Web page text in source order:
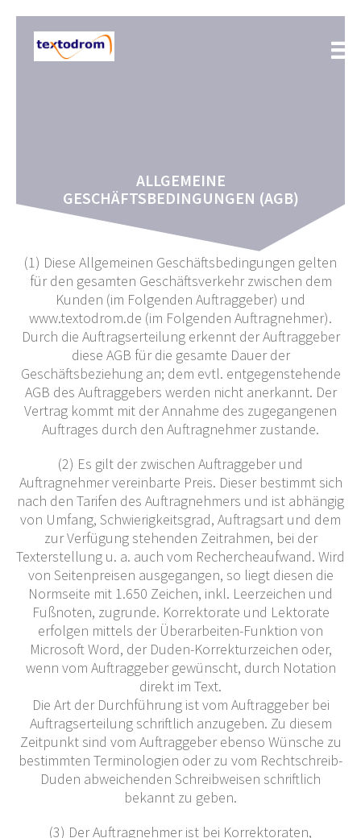
ALLGEMEINE
GESCHÄFTSBEDINGUNGEN (AGB)
(1) Diese Allgemeinen Geschäftsbedingungen gelten
für den gesamten Geschäftsverkehr zwischen dem
Kunden (im Folgenden Auftraggeber) und
www.textodrom.de (im Folgenden Auftragnehmer).
Durch die Auftragserteilung erkennt der Auftraggeber
diese AGB für die gesamte Dauer der
Geschäftsbeziehung an; dem evtl. entgegenstehende
AGB des Auftraggebers werden nicht anerkannt. Der
Vertrag kommt mit der Annahme des zugegangenen
Auftrages durch den Auftragnehmer zustande.
(2) Es gilt der zwischen Auftraggeber und
Auftragnehmer vereinbarte Preis. Dieser bestimmt sich
nach den Tarifen des Auftragnehmers und ist abhängig
von Umfang, Schwierigkeitsgrad, Auftragsart und dem
zur Verfügung stehenden Zeitrahmen, bei der
Texterstellung u. a. auch vom Rechercheaufwand. Wird
von Seitenpreisen ausgegangen, so liegt diesen die
Normseite mit 1.650 Zeichen, inkl. Leerzeichen und
Fußnoten, zugrunde. Korrektorate und Lektorate
erfolgen mittels der Überarbeiten-Funktion von
Microsoft Word, der Duden-Korrekturzeichen oder,
wenn vom Auftraggeber gewünscht, durch Notation
direkt im Text.
Die Art der Durchführung ist vom Auftraggeber bei
Auftragserteilung schriftlich anzugeben. Zu diesem
Zeitpunkt sind vom Auftraggeber ebenso Wünsche zu
bestimmten Terminologien oder zu vom Rechtschreib-
Duden abweichenden Schreibweisen schriftlich
bekannt zu geben.
(3) Der Auftragnehmer ist bei Korrektoraten,